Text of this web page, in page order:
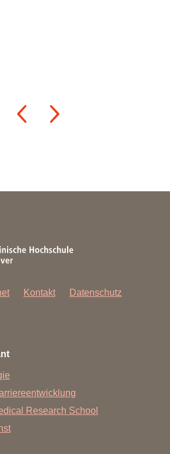
Kontakt
Datenschutz
Research School